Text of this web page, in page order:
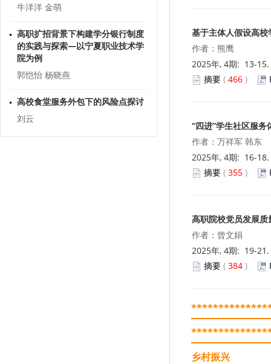
的实践与探索—以宁夏职业技术学
院为例
郭恺怡 杨晓燕
刘云
基于主体人假设高
作者：熊鹰
2025年, 4期: 13-15.
摘要 ( 466 )
“四进”学生社区服
作者：万祥军 韩东
2025年, 4期: 16-18.
摘要 ( 355 )
高职院校党员发展
作者：曾文娟
2025年, 4期: 19-21.
摘要 ( 384 )
乡村振兴